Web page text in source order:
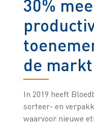
30%
de markt
In 2019 heeft
sorteer- en
waarvoor nieuwe